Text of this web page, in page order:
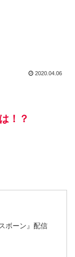
2020.04.06
！？
ボーン』配信